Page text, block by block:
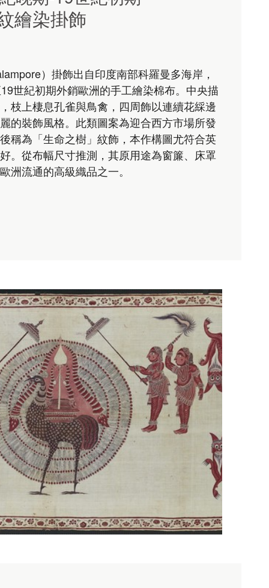
繪染掛飾
）掛飾出自印度南部科羅曼多海岸，
世紀初期外銷歐洲的手工繪染棉布。中央描
枝上棲息孔雀與鳥禽，四周飾以連續花綵邊
的裝飾風格。此類圖案為迎合西方市場所發
稱為「生命之樹」紋飾，本作構圖尤符合英
。從布幅尺寸推測，其原用途為窗簾、床罩
洲流通的高級織品之一。